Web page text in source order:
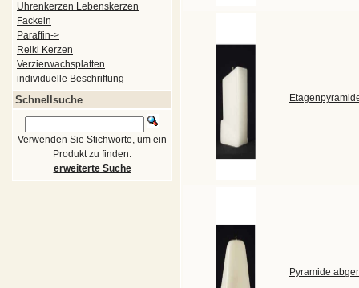
Pyramide
Uhrenkerzen Lebenskerzen
Fackeln
Paraffin->
Reiki Kerzen
Verzierwachsplatten
individuelle Beschriftung
Schnellsuche
Verwenden Sie Stichworte, um ein
Produkt zu finden.
erweiterte Suche